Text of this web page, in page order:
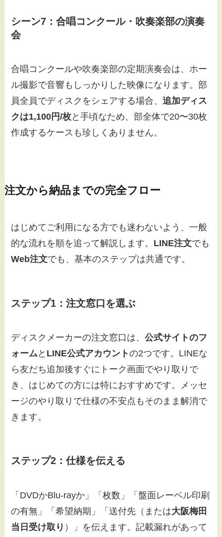
シーン7：合唱コンクール・吹奏楽部の演奏
会
合唱コンクールや吹奏楽部の定期演奏会は、ホー
ル撮影で音響もしっかりした映像になります。部
員全員でディスクをシェアする場合、追加ディス
クは1,100円/枚と手頃なため、部全体で20〜30枚
作成するケースも珍しくありません。
注文から納品までの完全フロー
はじめてご利用になる方でも迷わないよう、一般
的な流れを順を追って解説します。 LINE注文でも
Web注文でも、基本のステップは共通です。
ステップ1：注文窓口を選ぶ
ディスクメーカーの注文窓口は、公式サイトのフ
ォームと LINE公式アカウントの2つです。LINEな
ら友だち追加後すぐにトーク画面でやり取りで
き、はじめての方には特におすすめです。メッセ
ージのやり取りで仕様の不安点もそのまま解消で
きます。
ステップ2：仕様を伝える
「DVDかBlu-rayか」「枚数」「盤面レーベル印刷
の有無」「希望納期」「送付先（または大阪梅田
当日受け取り ）」を伝えます。記載漏れがあって